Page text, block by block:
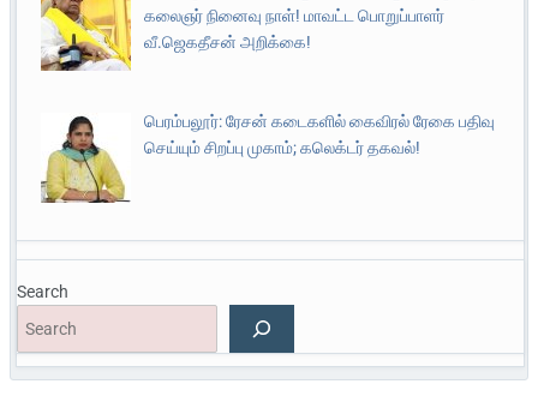
கலைஞர் நினைவு நாள்! மாவட்ட பொறுப்பாளர்
வீ.ஜெகதீசன் அறிக்கை!
பெரம்பலூர்: ரேசன் கடைகளில் கைவிரல் ரேகை பதிவு
செய்யும் சிறப்பு முகாம்; கலெக்டர் தகவல்!
Search